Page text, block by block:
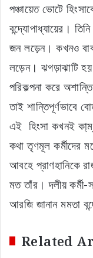
পঞ্চায়েত ভোটে
বন্দ্যোপাধ্যায়ের।
জন লড়েন। কখনও
লড়েন। ঝগড়াঝাটি
পরিকল্পনা করে
তাই শান্তিপূর্ণভাবে
এই হিংসা কখনই
কথা তৃণমূল কর্মীদের
আবহে প্রাণহানিকে
মত তাঁর। দলীয় কর্মী-
আরজি জানান মমতা
Related